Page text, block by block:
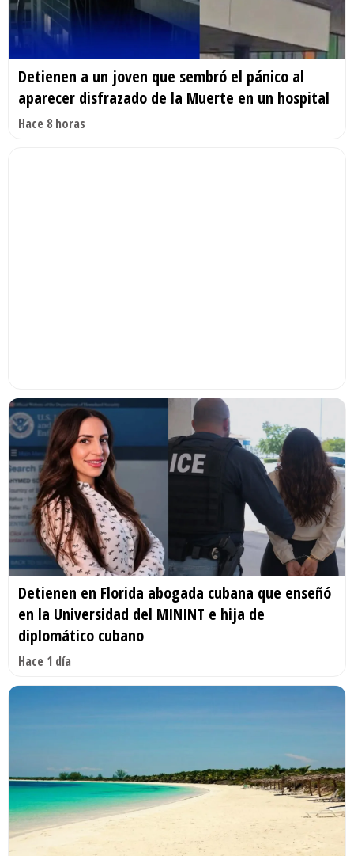
Detienen a un joven que sembró el pánico al
aparecer disfrazado de la Muerte en un hospital
Hace 8 horas
Detienen en Florida abogada cubana que enseñó
en la Universidad del MININT e hija de
diplomático cubano
Hace 1 día